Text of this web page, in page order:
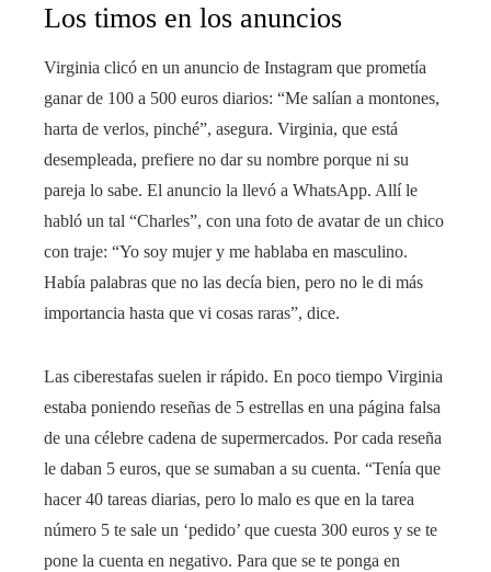
Los timos en los anuncios
Virginia clicó en un anuncio de Instagram que prometía
ganar de 100 a 500 euros diarios: “Me salían a montones,
harta de verlos, pinché”, asegura. Virginia, que está
desempleada, prefiere no dar su nombre porque ni su
pareja lo sabe. El anuncio la llevó a WhatsApp. Allí le
habló un tal “Charles”, con una foto de avatar de un chico
con traje: “Yo soy mujer y me hablaba en masculino.
Había palabras que no las decía bien, pero no le di más
importancia hasta que vi cosas raras”, dice.
Las ciberestafas suelen ir rápido. En poco tiempo Virginia
estaba poniendo reseñas de 5 estrellas en una página falsa
de una célebre cadena de supermercados. Por cada reseña
le daban 5 euros, que se sumaban a su cuenta. “Tenía que
hacer 40 tareas diarias, pero lo malo es que en la tarea
número 5 te sale un ‘pedido’ que cuesta 300 euros y se te
pone la cuenta en negativo. Para que se te ponga en